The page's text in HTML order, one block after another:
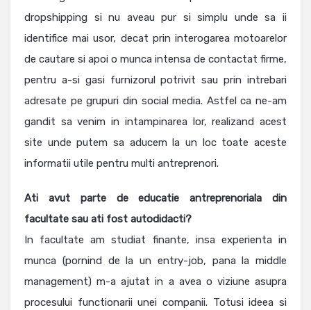
dropshipping si nu aveau pur si simplu unde sa ii
identifice mai usor, decat prin interogarea motoarelor
de cautare si apoi o munca intensa de contactat firme,
pentru a-si gasi furnizorul potrivit sau prin intrebari
adresate pe grupuri din social media. Astfel ca ne-am
gandit sa venim in intampinarea lor, realizand acest
site unde putem sa aducem la un loc toate aceste
informatii utile pentru multi antreprenori.
Ati avut parte de educatie antreprenoriala din
facultate sau ati fost autodidacti?
In facultate am studiat finante, insa experienta in
munca (pornind de la un entry-job, pana la middle
management) m-a ajutat in a avea o viziune asupra
procesului functionarii unei companii. Totusi ideea si